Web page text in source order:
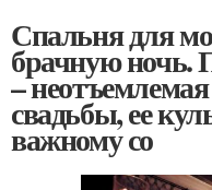
Спальня для
брачную ночь.
–
свадьбы, ее
важному со